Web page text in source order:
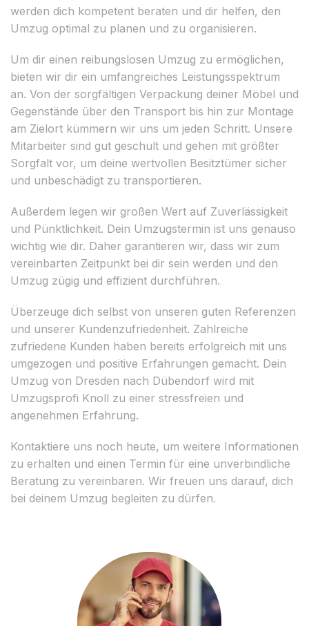
werden dich kompetent beraten und dir helfen, den
Umzug optimal zu planen und zu organisieren.
Um dir einen reibungslosen Umzug zu ermöglichen,
bieten wir dir ein umfangreiches Leistungsspektrum
an. Von der sorgfältigen Verpackung deiner Möbel und
Gegenstände über den Transport bis hin zur Montage
am Zielort kümmern wir uns um jeden Schritt. Unsere
Mitarbeiter sind gut geschult und gehen mit größter
Sorgfalt vor, um deine wertvollen Besitztümer sicher
und unbeschädigt zu transportieren.
Außerdem legen wir großen Wert auf Zuverlässigkeit
und Pünktlichkeit. Dein Umzugstermin ist uns genauso
wichtig wie dir. Daher garantieren wir, dass wir zum
vereinbarten Zeitpunkt bei dir sein werden und den
Umzug zügig und effizient durchführen.
Überzeuge dich selbst von unseren guten Referenzen
und unserer Kundenzufriedenheit. Zahlreiche
zufriedene Kunden haben bereits erfolgreich mit uns
umgezogen und positive Erfahrungen gemacht. Dein
Umzug von Dresden nach Dübendorf wird mit
Umzugsprofi Knoll zu einer stressfreien und
angenehmen Erfahrung.
Kontaktiere uns noch heute, um weitere Informationen
zu erhalten und einen Termin für eine unverbindliche
Beratung zu vereinbaren. Wir freuen uns darauf, dich
bei deinem Umzug begleiten zu dürfen.